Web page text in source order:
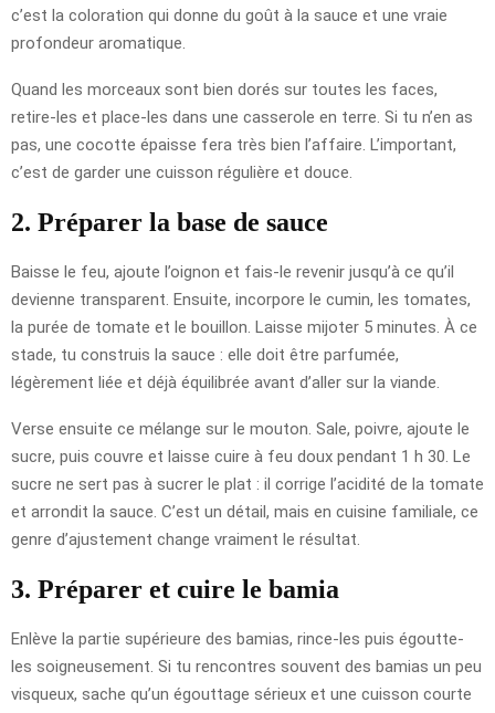
c’est la coloration qui donne du goût à la sauce et une vraie
profondeur aromatique.
Quand les morceaux sont bien dorés sur toutes les faces,
retire-les et place-les dans une casserole en terre. Si tu n’en as
pas, une cocotte épaisse fera très bien l’affaire. L’important,
c’est de garder une cuisson régulière et douce.
2. Préparer la base de sauce
Baisse le feu, ajoute l’oignon et fais-le revenir jusqu’à ce qu’il
devienne transparent. Ensuite, incorpore le cumin, les tomates,
la purée de tomate et le bouillon. Laisse mijoter 5 minutes. À ce
stade, tu construis la sauce : elle doit être parfumée,
légèrement liée et déjà équilibrée avant d’aller sur la viande.
Verse ensuite ce mélange sur le mouton. Sale, poivre, ajoute le
sucre, puis couvre et laisse cuire à feu doux pendant 1 h 30. Le
sucre ne sert pas à sucrer le plat : il corrige l’acidité de la tomate
et arrondit la sauce. C’est un détail, mais en cuisine familiale, ce
genre d’ajustement change vraiment le résultat.
3. Préparer et cuire le bamia
Enlève la partie supérieure des bamias, rince-les puis égoutte-
les soigneusement. Si tu rencontres souvent des bamias un peu
visqueux, sache qu’un égouttage sérieux et une cuisson courte